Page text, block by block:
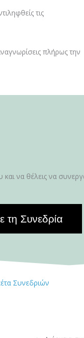
τις
πλήρως την
και να θέλεις να
τη Συνεδρία
Συνεδριών